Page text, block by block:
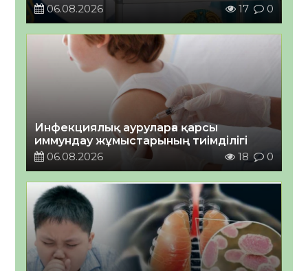
06.08.2026
17 0
Инфекциялық ауруларға қарсы
иммундау жұмыстарының тиімділігі
06.08.2026
18 0